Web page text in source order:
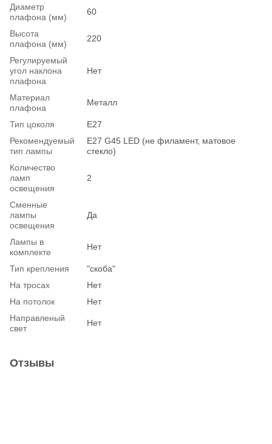
Диаметр
плафона (мм)
60
Высота
плафона (мм)
220
Регулируемый
угол наклона
плафона
Нет
Материал
плафона
Металл
Тип цоколя
E27
Рекомендуемый
тип лампы
Е27 G45 LED (не филамент, матовое
стекло)
Количество
ламп
освещения
2
Сменные
лампы
освещения
Да
Лампы в
комплекте
Нет
Тип крепления
"скоба"
На тросах
Нет
На потолок
Нет
Hаправленый
свет
Нет
Отзывы